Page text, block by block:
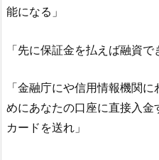
能になる」
「先に保証金を払えば融資で
「金融庁にや信用情報機関
めにあなたの口座に直接入
カードを送れ」